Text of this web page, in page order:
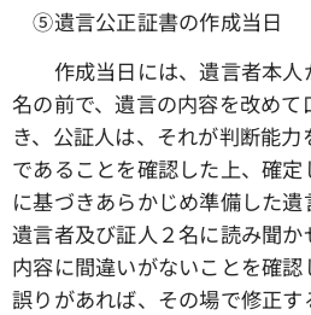
➄遺言公正証書の作成当日
作成当日には、遺言者本人
名の前で、遺言の内容を改め
き、公証人は、それが判断能
であることを確認した上、確
に基づきあらかじめ準備した遺
遺言者及び証人２名に読み聞か
内容に間違いがないことを確
誤りがあれば、その場で修正す